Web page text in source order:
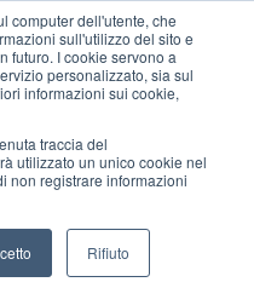
computer dell'utente, che
sull'utilizzo del sito e
futuro. I cookie servono a
personalizzato, sia sul
informazioni sui cookie,
traccia del
utilizzato un unico cookie nel
non registrare informazioni
Rifiuto
Lavora con noi
Al Meglio Dedicaci